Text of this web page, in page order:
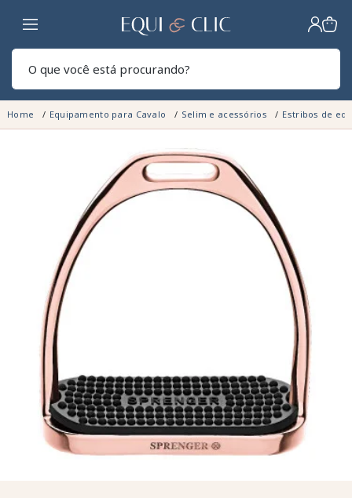
Lar
Home Equipamento para Cavalo Selim e acessórios Estribos de